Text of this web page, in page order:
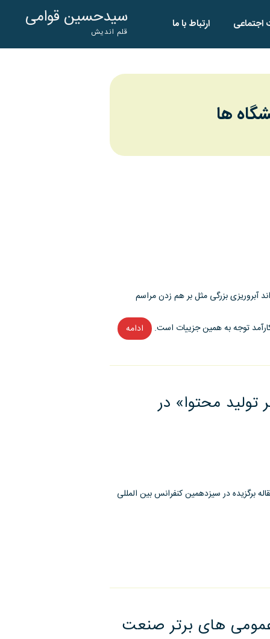
سیدحسین قوامی
قلم اندیش
اجتماعی ارتباط با ما
ها
بزرگی مثل بر هم زدن مراسم
توجه به همین جزییات است. ادامه “قیچی
جدید
تولید محتوا» در
برگزیده در سیزدهمین کنفرانس بین المللی
های برتر صنعت